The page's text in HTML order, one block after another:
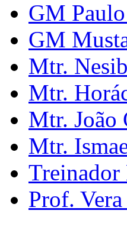
GM
GM
Mtr.
Mtr.
Mtr. João
Mtr.
Treinador
Prof.